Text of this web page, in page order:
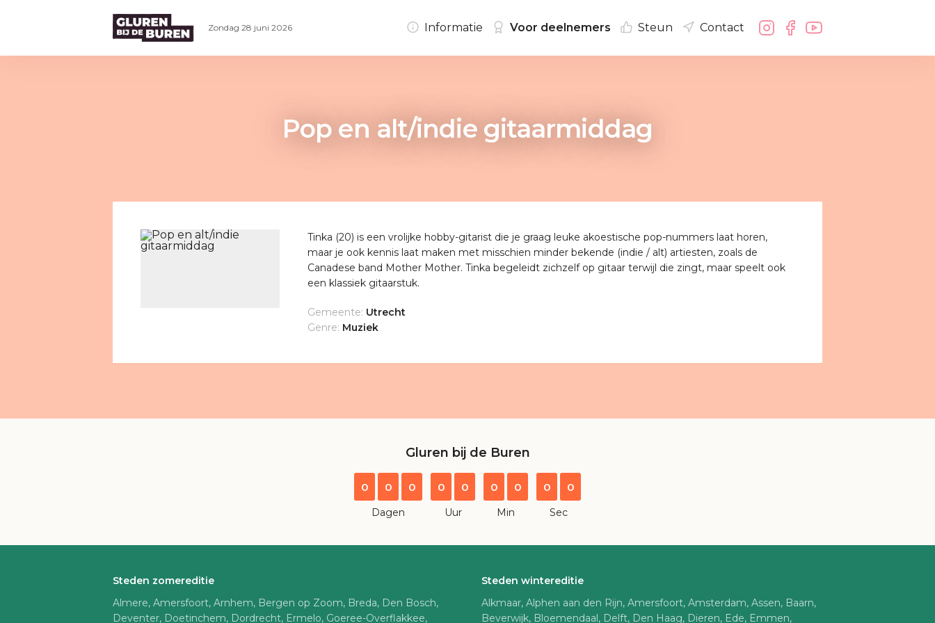
Pop en alt/indie gitaarmiddag
Tinka (20) is een vrolijke hobby-gitarist die je graag leuke akoestische pop-nummers laat horen,
maar je ook kennis laat maken met misschien minder bekende (indie / alt) artiesten, zoals de
Canadese band Mother Mother. Tinka begeleidt zichzelf op gitaar terwijl die zingt, maar speelt ook
een klassiek gitaarstuk.
Gemeente: Utrecht
Genre: Muziek
Gluren bij de Buren
0 0 0
Dagen
0 0
Uur
0 0
Min
0 0
Sec
Steden zomereditie
Almere, Amersfoort, Arnhem, Bergen op Zoom, Breda, Den Bosch,
Deventer, Doetinchem, Dordrecht, Ermelo, Goeree-Overflakkee,
Steden wintereditie
Alkmaar, Alphen aan den Rijn, Amersfoort, Amsterdam, Assen, Baarn,
Beverwijk, Bloemendaal, Delft, Den Haag, Dieren, Ede, Emmen,
Zondag 28 juni 2026 Informatie Voor deelnemers Steun Contact